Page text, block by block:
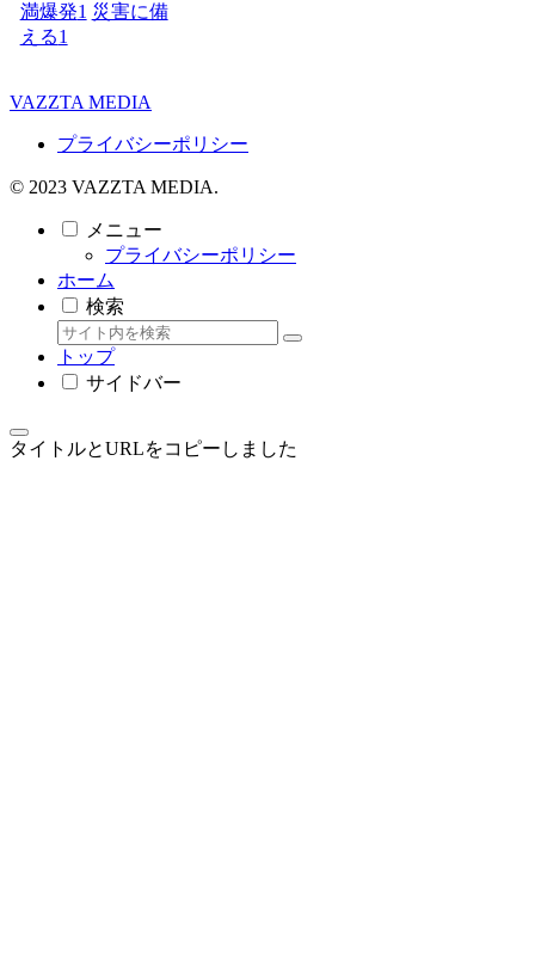
満爆発1 災害に備
える1
VAZZTA MEDIA
プライバシーポリシー
© 2023 VAZZTA MEDIA.
メニュー
プライバシーポリシー
ホーム
検索
トップ
サイドバー
タイトルとURLをコピーしました